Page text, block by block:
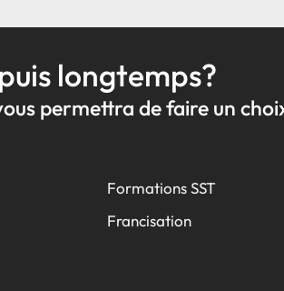
longtemps?
permettra de faire un
Formations SST
Francisation